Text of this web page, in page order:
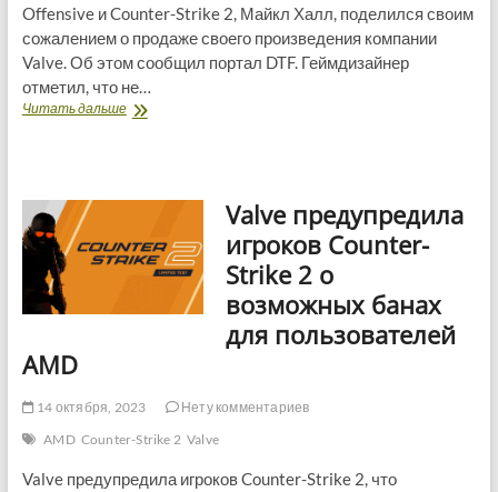
Offensive и Counter-Strike 2, Майкл Халл, поделился своим
сожалением о продаже своего произведения компании
Valve. Об этом сообщил портал DTF. Геймдизайнер
отметил, что не…
Читать дальшеСоздатель
сожаление
о
Valve предупредила
игроков Counter-
Strike 2 о
возможных банах
для пользователей
AMD
14 октября, 2023
Нету комментариев
AMD Counter-Strike 2 Valve
Valve предупредила игроков Counter-Strike 2, что